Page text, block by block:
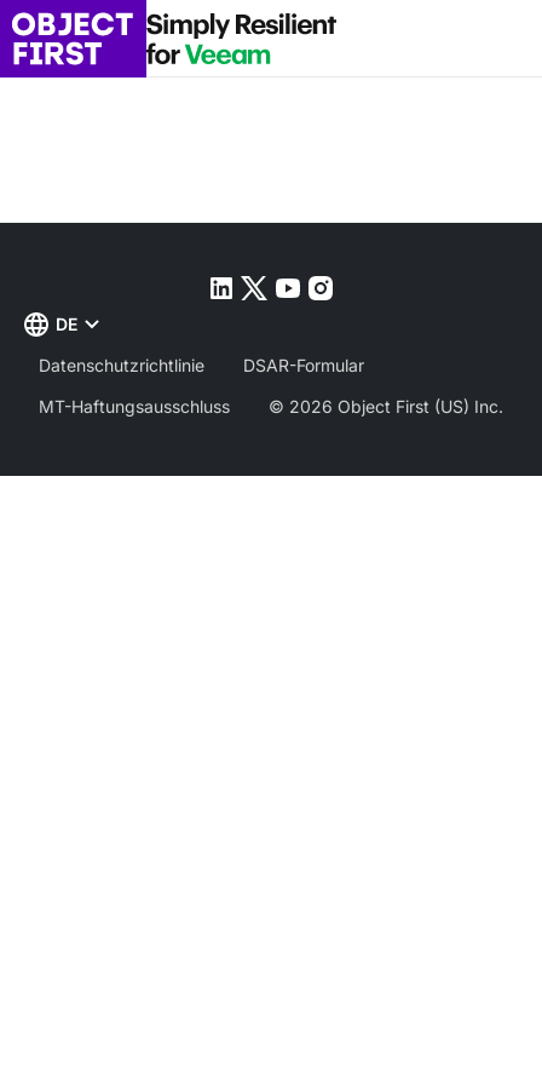
DE
Datenschutzrichtlinie
DSAR-Formular
MT-Haftungsausschluss
© 2026 Object First (US) Inc.